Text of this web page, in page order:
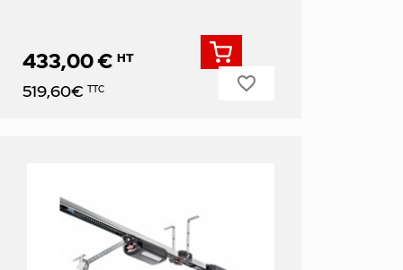
Prix
433,00 € HT
519,60€ TTC favorite_border